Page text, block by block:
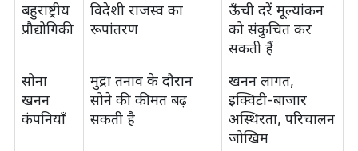
बहुराष्ट्रीय
प्रौद्योगिकी
विदेशी राजस्व का
रूपांतरण
ऊँची दरें मूल्यांकन
को संकुचित कर
सकती हैं
सोना
खनन
कंपनियाँ
मुद्रा तनाव के दौरान
सोने की कीमत बढ़
सकती है
खनन लागत,
इक्विटी-बाजार
अस्थिरता, परिचालन
जोखिम